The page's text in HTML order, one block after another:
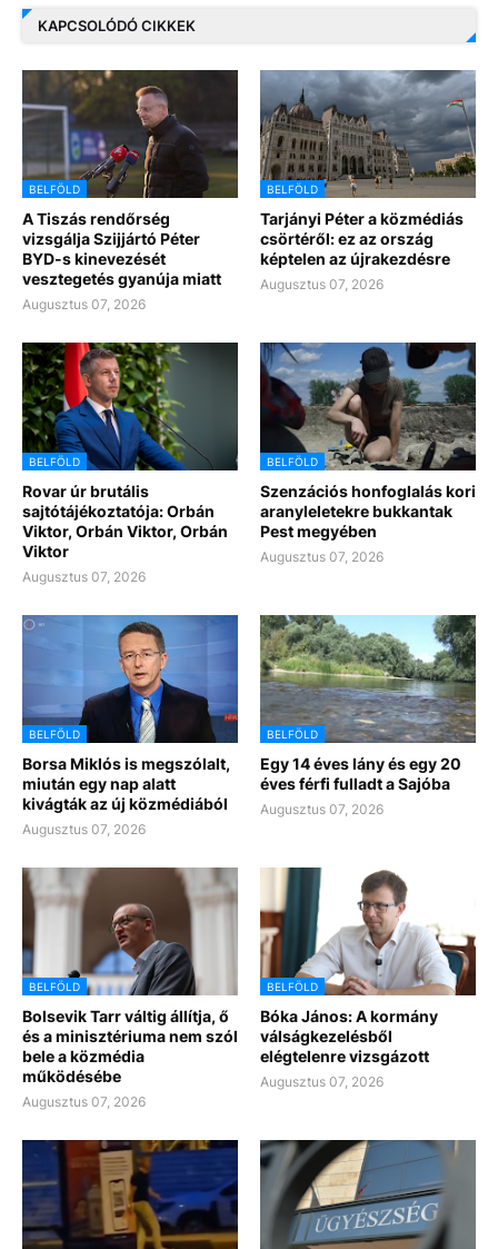
KAPCSOLÓDÓ CIKKEK
BELFÖLD
A Tiszás rendőrség
vizsgálja Szijjártó Péter
BYD-s kinevezését
vesztegetés gyanúja miatt
Augusztus 07, 2026
BELFÖLD
Tarjányi Péter a közmédiás
csörtéről: ez az ország
képtelen az újrakezdésre
Augusztus 07, 2026
BELFÖLD
Rovar úr brutális
sajtótájékoztatója: Orbán
Viktor, Orbán Viktor, Orbán
Viktor
Augusztus 07, 2026
BELFÖLD
Szenzációs honfoglalás kori
aranyleletekre bukkantak
Pest megyében
Augusztus 07, 2026
BELFÖLD
Borsa Miklós is megszólalt,
miután egy nap alatt
kivágták az új közmédiából
Augusztus 07, 2026
BELFÖLD
Egy 14 éves lány és egy 20
éves férfi fulladt a Sajóba
Augusztus 07, 2026
BELFÖLD
Bolsevik Tarr váltig állítja, ő
és a minisztériuma nem szól
bele a közmédia
működésébe
Augusztus 07, 2026
BELFÖLD
Bóka János: A kormány
válságkezelésből
elégtelenre vizsgázott
Augusztus 07, 2026